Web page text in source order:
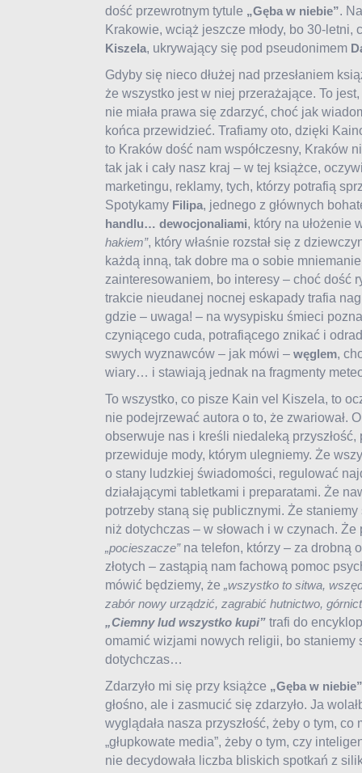
dość przewrotnym tytule „Gęba w niebie”.
Krakowie, wciąż jeszcze młody, bo 30-letni,
Kiszela, ukrywający się pod pseudonimem
Gdyby się nieco dłużej nad przesłaniem
że wszystko jest w niej przerażające. To
nie miała prawa się zdarzyć, choć jak
końca przewidzieć. Trafiamy oto, dzięki
to Kraków dość nam współczesny, Kraków
tak jak i cały nasz kraj – w tej książce,
marketingu, reklamy, tych, którzy potrafią
Spotykamy Filipa, jednego z głównych
handlu… dewocjonaliami, który na ułożenie
hakiem”, który właśnie rozstał się z
każdą inną, tak dobre ma o sobie
zainteresowaniem, bo interesy – choć dość
trakcie nieudanej nocnej eskapady trafia
gdzie – uwaga! – na wysypisku śmieci
czyniącego cuda, potrafiącego znikać i
swych wyznawców – jak mówi – węglem,
wiary… i stawiają jednak na fragmenty
To wszystko, co pisze Kain vel Kiszela, to
nie podejrzewać autora o to, że zwariował.
obserwuje nas i kreśli niedaleką
przewiduje mody, którym ulegniemy. Że
o stany ludzkiej świadomości, regulować
działającymi tabletkami i preparatami. Że
potrzeby staną się publicznymi. Że
niż dotychczas – w słowach i w czynach.
„pocieszacze”na telefon, którzy – za drobną
złotych – zastąpią nam fachową pomoc
mówić będziemy, że „wszystko to sitwa,
zabór nowy urządzić, zagrabić hutnictwo,
„Ciemny lud wszystko kupi” trafi do
omamić wizjami nowych religii, bo
dotychczas…
Zdarzyło mi się przy książce „Gęba w niebie”
głośno, ale i zasmucić się zdarzyło. Ja
wyglądała nasza przyszłość, żeby o tym, co
„głupkowate media”, żeby o tym, czy
nie decydowała liczba bliskich spotkań z